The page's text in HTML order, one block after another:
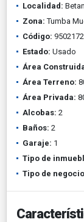
Localidad:
Zona: Tumba
Código: 9502172
Estado: Usado
Área
Área Terreno:
Área Privada:
Alcobas: 2
Baños: 2
Garaje: 1
Tipo de
Tipo de